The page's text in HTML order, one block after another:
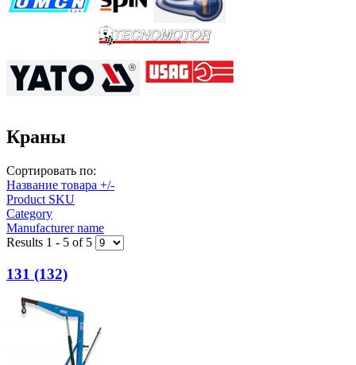
Краны
Сортировать по:
Название товара +/-
Product SKU
Category
Manufacturer name
Results 1 - 5 of 5
131 (132)